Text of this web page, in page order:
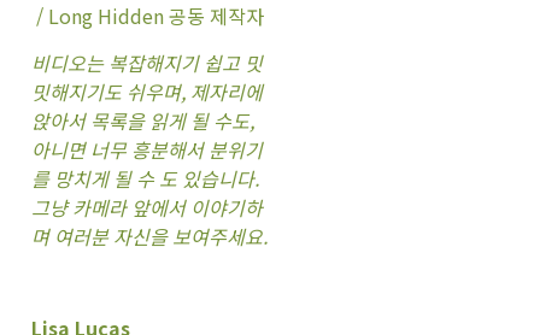
/ Long Hidden 공동 제작자
비디오는 복잡해지기 쉽고 밋
밋해지기도 쉬우며, 제자리에
앉아서 목록을 읽게 될 수도,
아니면 너무 흥분해서 분위기
를 망치게 될 수 도 있습니다.
그냥 카메라 앞에서 이야기하
며 여러분 자신을 보여주세요.
Lisa Lucas